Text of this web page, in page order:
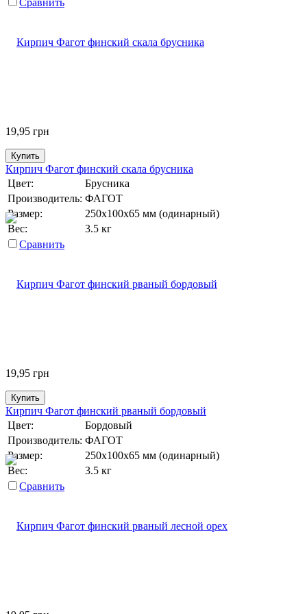
19,95 грн
Купить
Кирпич Фагот финский скала брусника
Цвет:
Брусника
Производитель: ФАГОТ
Размер:
250х100х65 мм (одинарный)
Вес:
3.5 кг
Сравнить
19,95 грн
Купить
Кирпич Фагот финский рваный бордовый
Цвет:
Бордовый
Производитель: ФАГОТ
Размер:
250х100х65 мм (одинарный)
Вес:
3.5 кг
Сравнить